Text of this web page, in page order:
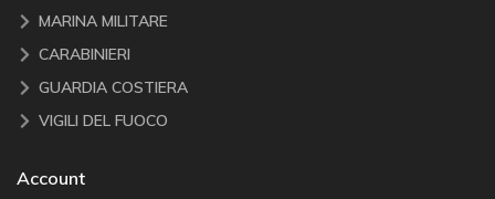
MARINA MILITARE
CARABINIERI
GUARDIA COSTIERA
VIGILI DEL FUOCO
Account